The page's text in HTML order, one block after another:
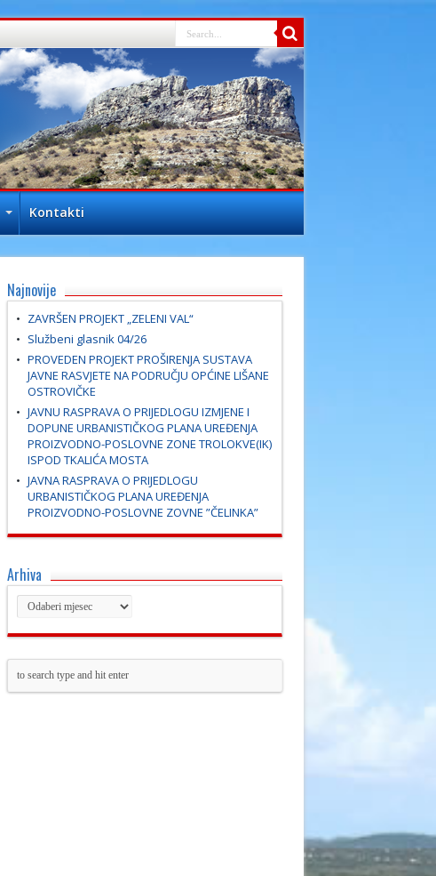
Kontakti
Najnovije
ZAVRŠEN PROJEKT „ZELENI VAL“
Službeni glasnik 04/26
PROVEDEN PROJEKT PROŠIRENJA SUSTAVA
JAVNE RASVJETE NA PODRUČJU OPĆINE LIŠANE
OSTROVIČKE
JAVNU RASPRAVA O PRIJEDLOGU IZMJENE I
DOPUNE URBANISTIČKOG PLANA UREĐENJA
PROIZVODNO-POSLOVNE ZONE TROLOKVE(IK)
ISPOD TKALIĆA MOSTA
JAVNA RASPRAVA O PRIJEDLOGU
URBANISTIČKOG PLANA UREĐENJA
PROIZVODNO-POSLOVNE ZOVNE ”ČELINKA”
Arhiva